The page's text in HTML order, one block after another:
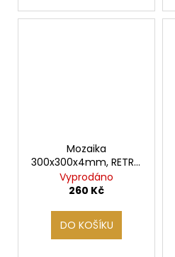
Mozaika
300x300x4mm, RETRO
GREY
Vyprodáno
260 Kč
DO KOŠÍKU